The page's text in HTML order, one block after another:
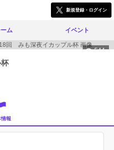
新規登録・ログイン
ム イベント
544
報